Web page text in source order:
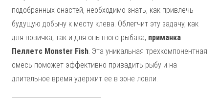
подобранных снастей, необходимо знать, как привлечь
будущую добычу к месту клева. Облегчит эту задачу, как
для новичка, так и для опытного рыбака, приманка
Пеллетс Monster Fish. Эта уникальная трехкомпонентная
смесь поможет эффективно привадить рыбу и на
длительное время удержит ее в зоне ловли.